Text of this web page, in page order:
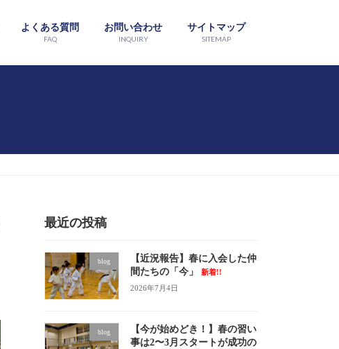
よくある質問
FAQ
お問い合わせ
INQUIRY
サイトマップ
SITEMAP
最近の投稿
blog
【近況報告】春に入会した仲
間たちの「今」
新着!!
2026年7月4日
blog
【今が始めどき！】春の習い
事は2〜3月スタートが成功の